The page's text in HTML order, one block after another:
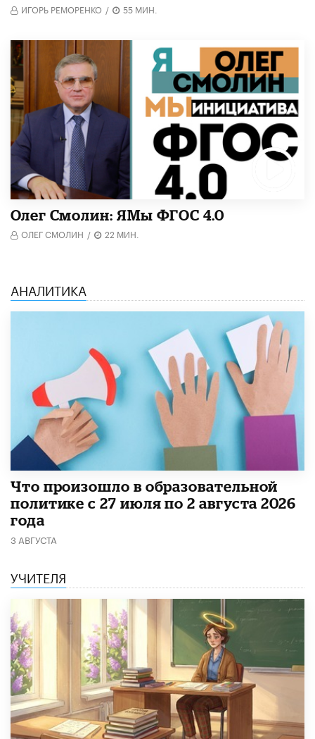
ИГОРЬ РЕМОРЕНКО / 55 МИН.
Олег Смолин: ЯМы ФГОС 4.0
ОЛЕГ СМОЛИН / 22 МИН.
АНАЛИТИКА
​Что произошло в образовательной
политике с 27 июля по 2 августа 2026
года
3 АВГУСТА
УЧИТЕЛЯ